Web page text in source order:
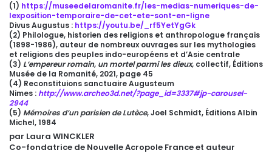
(1) https://museedelaromanite.fr/les-medias-numeriques-de-
lexposition-temporaire-de-cet-ete-sont-en-ligne
Divus Augustus : https://youtu.be/_rf5YetYgGk
(2) Philologue, historien des religions et anthropologue français
(1898-1986), auteur de nombreux ouvrages sur les mythologies
et religions des peuples indo-européens et d’Asie centrale
(3) L’empereur romain, un mortel parmi les dieux, collectif, Éditions
Musée de la Romanité, 2021, page 45
(4) Reconstituions sanctuaire Augusteum
Nimes : http://www.archeo3d.net/?page_id=3337#jp-carousel-
2944
(5) Mémoires d’un parisien de Lutèce, Joel Schmidt, Éditions Albin
Michel, 1984
par Laura WINCKLER
Co-fondatrice de Nouvelle Acropole France et auteur